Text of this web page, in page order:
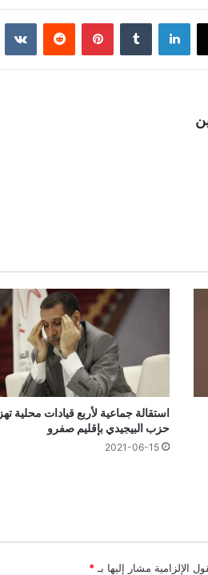
لينكدإن بينتيريست
استقالة جماعية لأربع قيادات محلية تهز
حزب البيجيدي بإقليم صفرو
2021-06-15
الإلزامية مشار إليها بـ *